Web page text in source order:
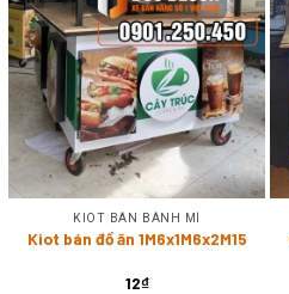
KIOT BÁN BÁNH MÌ
Kiot bán đồ ăn 1M6x1M6x2M15
12₫